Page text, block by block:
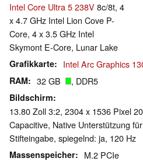
Intel Core Ultra 5 238V8c/8t, 4
x 4.7 GHz Intel Lion Cove P-
Core, 4 x 3.5 GHz Intel
Skymont E-Core, Lunar Lake
Grafikkarte Intel Arc Graphics
RAM 32 GB , DDR5
Bildschirm
13.80 Zoll 3:2, 2304 x 1536 Pixel
Capacitive, Native Unterstützung
Stifteingabe, spiegelnd: ja, 120 Hz
Massenspeicher M.2 PCIe